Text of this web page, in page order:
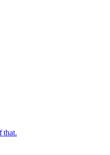
that.